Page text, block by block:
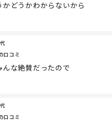
かどうかわからないから
口コミ
んな絶賛だったので
口コミ